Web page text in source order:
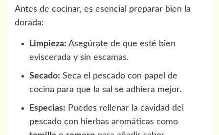
Antes de cocinar, es esencial preparar bien la
dorada:
Limpieza: Asegúrate de que esté bien
eviscerada y sin escamas.
Secado: Seca el pescado con papel de
cocina para que la sal se adhiera mejor.
Especias: Puedes rellenar la cavidad del
pescado con hierbas aromáticas como